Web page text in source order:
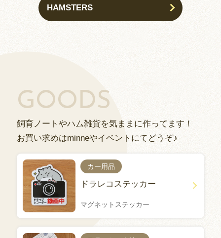
HAMSTERS
GOODS
飼育ノートやハム雑貨を気ままに作ってます！
お買い求めはminneやイベントにてどうぞ♪
カー用品
ドラレコステッカー
マグネットステッカー